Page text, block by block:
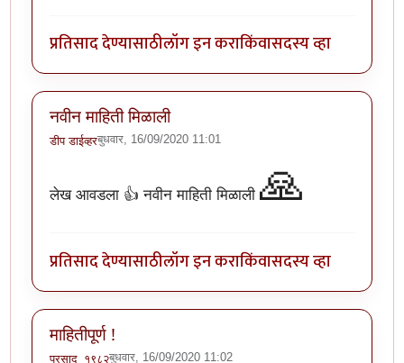
प्रतिसाद देण्यासाठीलॉग इन कराकिंवासदस्य व्हा
नवीन माहिती मिळाली
डीप डाईव्हरबुधवार, 16/09/2020 11:01
लेख आवडला 👍 नवीन माहिती मिळाली 🙏
प्रतिसाद देण्यासाठीलॉग इन कराकिंवासदस्य व्हा
माहितीपूर्ण !
प्रसाद_१९८२बुधवार, 16/09/2020 11:02